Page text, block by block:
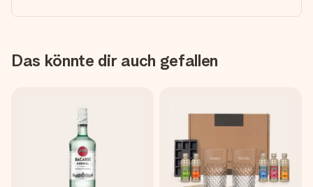
Das könnte dir auch gefallen